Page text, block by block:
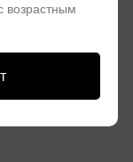
возрастным